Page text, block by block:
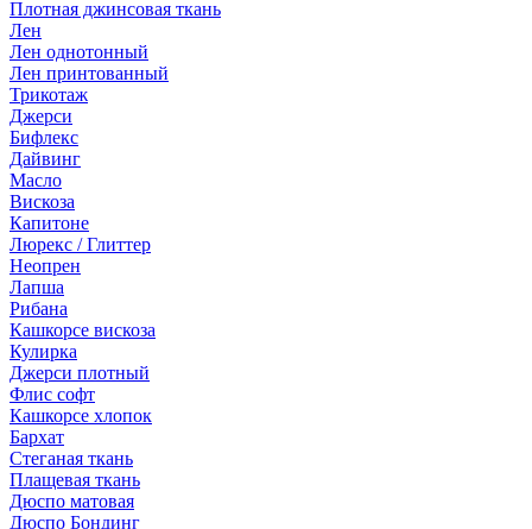
Плотная джинсовая ткань
Лен
Лен однотонный
Лен принтованный
Трикотаж
Джерси
Бифлекс
Дайвинг
Масло
Вискоза
Капитоне
Люрекс / Глиттер
Неопрен
Лапша
Рибана
Кашкорсе вискоза
Кулирка
Джерси плотный
Флис софт
Кашкорсе хлопок
Бархат
Стеганая ткань
Плащевая ткань
Дюспо матовая
Дюспо Бондинг